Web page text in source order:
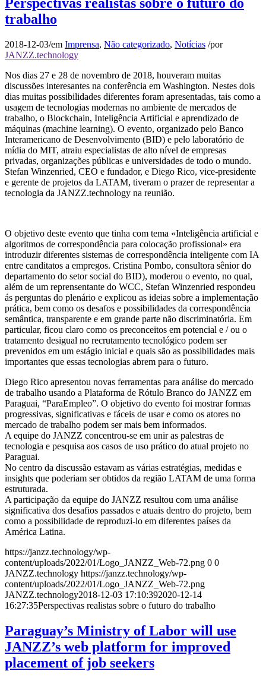
trabalho
2018-12-03/em Imprensa, Não categorizado, Notícias /por
JANZZ.technology
Nos dias 27 e 28 de novembro de 2018, houveram muitas
discussões interesantes na conferência em Washington. Nestes dois
dias muitas possibilidades diferentes foram apresentadas, tais como a
usagem de tecnologias modernas no ambiente de mercados de
trabalho, o Blockchain, Inteligência Artificial e aprendizado de
máquinas (machine learning). O evento, organizado pelo Banco
Interamericano de Desenvolvimento (BID) e pelo laboratório de
mídia do MIT, atraiu especialistas de alto nível de empresas
privadas, organizações públicas e universidades de todo o mundo.
Stefan Winzenried, CEO e fundador, e Diego Rico, vice-presidente
e gerente de projetos da LATAM, tiveram o prazer de representar a
tecnologia da JANZZ.technology na reunião.
O objetivo deste evento que tinha com tema «Inteligência artificial e
algoritmos de correspondência para colocação profissional» era
introduzir diferentes sistemas de correspondência inteligente com IA
entre canditatos a empregos. Cristina Pombo, consultora sênior do
departamento do setor social do BID), moderou o evento, no qual,
além de um reprensentante do WCC, Stefan Winzenried respondeu
ás perguntas do plenário e explicou as ideias sobre a implementação
prática, bem como os desafos e possibilidades da correspondência
semântica, transparente e em grande parte não discriminatória. Em
particular, ficou claro como os preconceitos em potencial e / ou o
tratamento desigual no recrutamento tecnológico podem ser
prevenidos em um estágio inicial e quais são as possibilidades mais
importantes que essas tecnologias abrem para o futuro.
Diego Rico apresentou novas ferramentas para análise do mercado
de trabalho usando a Plataforma de Rótulo Branco do JANZZ em
Paraguai, “ParaEmpleo”. O objetivo do evento foi mostrar formas
progressivas, significativas e fáceis de usar e como os atores no
mercado de trabalho podem ser mais bem informados.
A equipe do JANZZ concentrou-se em unir as palestras de
tecnologia e pesquisa aos casos de uso prático do atual projeto no
Paraguai.
No centro da discussão estavam as várias estratégias, medidas e
insights que poderiam ser obtidos da região LATAM de uma forma
estruturada.
A participação da equipe do JANZZ resultou com uma análise
significativa dos desafios passados ​​e atuais dentro do projeto, bem
como a possibilidade de reproduzi-lo em diferentes países da
América Latina.
https://janzz.technology/wp-
content/uploads/2022/01/Logo_JANZZ_Web-72.png 0 0
JANZZ.technology https://janzz.technology/wp-
content/uploads/2022/01/Logo_JANZZ_Web-72.png
JANZZ.technology2018-12-03 17:10:392020-12-14
16:27:35Perspectivas realistas sobre o futuro do trabalho
Paraguay’s Ministry of Labor will use
JANZZ’s web platform for improved
placement of job seekers